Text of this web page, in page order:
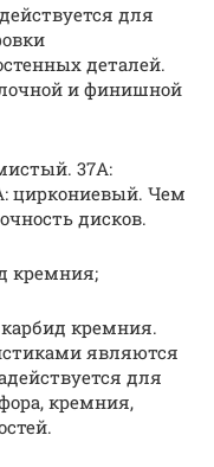
для
деталей.
и финишной
37А:
циркониевый. Чем
дисков.
кремния;
кремния.
являются
для
кремния,